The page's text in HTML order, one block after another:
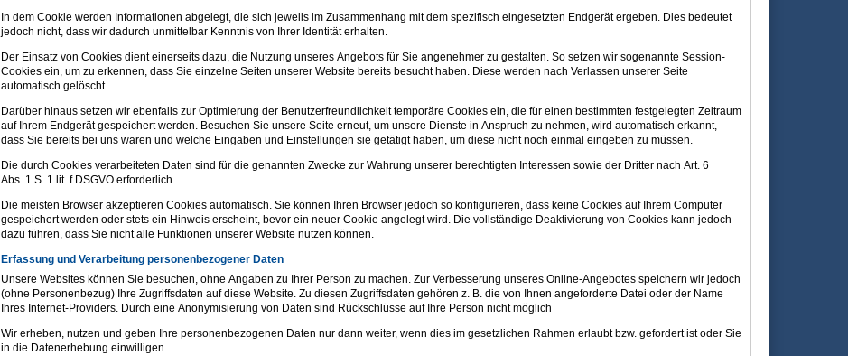
In dem Cookie werden Informationen abgelegt, die sich jeweils im Zusammenhang mit dem spezifisch eingesetzten Endgerät ergeben. Dies bedeutet
jedoch nicht, dass wir dadurch unmittelbar Kenntnis von Ihrer Identität erhalten.
Der Einsatz von Cookies dient einerseits dazu, die Nutzung unseres Angebots für Sie angenehmer zu gestalten. So setzen wir sogenannte Session-
Cookies ein, um zu erkennen, dass Sie einzelne Seiten unserer Website bereits besucht haben. Diese werden nach Verlassen unserer Seite
automatisch gelöscht.
Darüber hinaus setzen wir ebenfalls zur Optimierung der Benutzerfreundlichkeit temporäre Cookies ein, die für einen bestimmten festgelegten Zeitraum
auf Ihrem Endgerät gespeichert werden. Besuchen Sie unsere Seite erneut, um unsere Dienste in Anspruch zu nehmen, wird automatisch erkannt,
dass Sie bereits bei uns waren und welche Eingaben und Einstellungen sie getätigt haben, um diese nicht noch einmal eingeben zu müssen.
Die durch Cookies verarbeiteten Daten sind für die genannten Zwecke zur Wahrung unserer berechtigten Interessen sowie der Dritter nach Art. 6
Abs. 1 S. 1 lit. f DSGVO erforderlich.
Die meisten Browser akzeptieren Cookies automatisch. Sie können Ihren Browser jedoch so konfigurieren, dass keine Cookies auf Ihrem Computer
gespeichert werden oder stets ein Hinweis erscheint, bevor ein neuer Cookie angelegt wird. Die vollständige Deaktivierung von Cookies kann jedoch
dazu führen, dass Sie nicht alle Funktionen unserer Website nutzen können.
Erfassung und Verarbeitung personenbezogener Daten
Unsere Websites können Sie besuchen, ohne Angaben zu Ihrer Person zu machen. Zur Verbesserung unseres Online-Angebotes speichern wir jedoch
(ohne Personenbezug) Ihre Zugriffsdaten auf diese Website. Zu diesen Zugriffsdaten gehören z. B. die von Ihnen angeforderte Datei oder der Name
Ihres Internet-Providers. Durch eine Anonymisierung von Daten sind Rückschlüsse auf Ihre Person nicht möglich
Wir erheben, nutzen und geben Ihre personenbezogenen Daten nur dann weiter, wenn dies im gesetzlichen Rahmen erlaubt bzw. gefordert ist oder Sie
in die Datenerhebung einwilligen.